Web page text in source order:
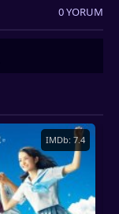
0 YORUM
IMDb: 7.4